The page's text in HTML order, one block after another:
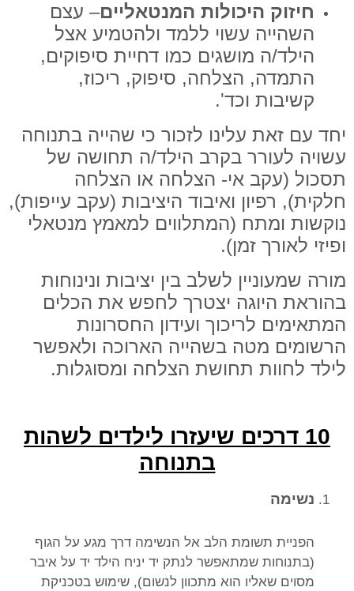
חיזוק היכולות המנטאליים– עצם
השהייה עשוי ללמד ולהטמיע אצל
הילד/ה מושגים כמו דחיית סיפוקים,
התמדה, הצלחה, סיפוק, ריכוז,
קשיבות וכד'.
יחד עם זאת עלינו לזכור כי שהייה בתנוחה
עשויה לעורר בקרב הילד/ה תחושה של
תסכול (עקב אי- הצלחה או הצלחה
חלקית), רפיון ואיבוד היציבות (עקב עייפות),
נוקשות ומתח (המתלווים למאמץ מנטאלי
ופיזי לאורך זמן).
מורה שמעוניין לשלב בין יציבות ונינוחות
בהוראת היוגה יצטרך לחפש את הכלים
המתאימים לריכוך ועידון החסרונות
הרשומים מטה בשהייה הארוכה ולאפשר
לילד לחוות תחושת הצלחה ומסוגלות.
10 דרכים שיעזרו לילדים לשהות
בתנוחה
נשימה
הפניית תשומת הלב אל הנשימה דרך מגע על הגוף
(בתנוחות שמתאפשר לנתק יד יניח הילד יד על איבר
מסוים שאליו הוא מתכוון לנשום), שימוש בטכניקת